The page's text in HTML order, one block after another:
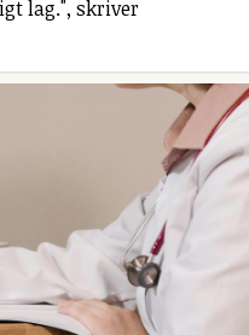
lag.", skriver